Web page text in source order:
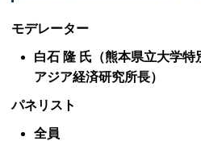
モデレーター
白石 隆 氏（熊本県立大学特
アジア経済研究所長）
パネリスト
全員